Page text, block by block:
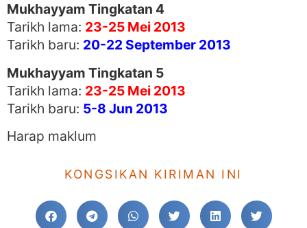
Mukhayyam Tingkatan 4
Tarikh lama: 23-25 Mei 2013
Tarikh baru: 20-22 September 2013
Mukhayyam Tingkatan 5
Tarikh lama: 23-25 Mei 2013
Tarikh baru: 5-8 Jun 2013
Harap maklum
KONGSIKAN KIRIMAN INI